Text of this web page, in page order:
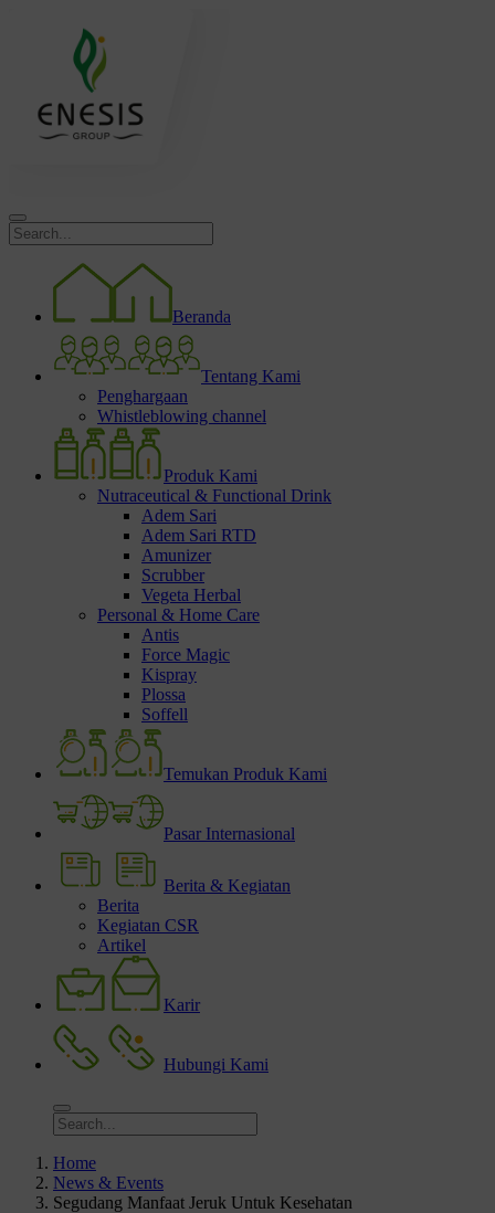
Beranda
Tentang Kami
Penghargaan
Whistleblowing channel
Produk Kami
Nutraceutical & Functional Drink
Adem Sari
Adem Sari RTD
Amunizer
Scrubber
Vegeta Herbal
Personal & Home Care
Antis
Force Magic
Kispray
Plossa
Soffell
Temukan Produk Kami
Pasar Internasional
Berita & Kegiatan
Berita
Kegiatan CSR
Artikel
Karir
Hubungi Kami
Home
News & Events
Segudang Manfaat Jeruk Untuk Kesehatan